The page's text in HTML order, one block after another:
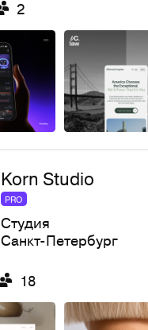
2
Korn Studio
PRO
Студия
Санкт-Петербург
18